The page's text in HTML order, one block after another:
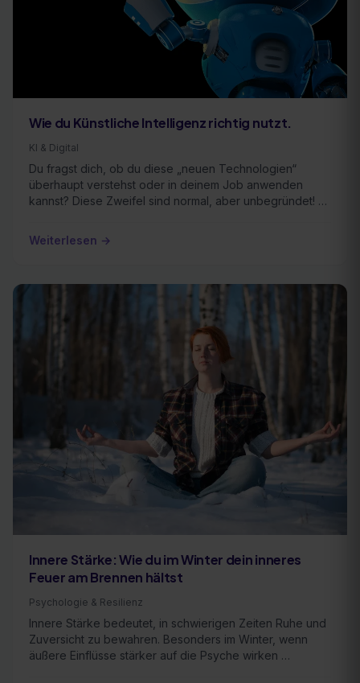
Wie du Künstliche Intelligenz richtig nutzt.
KI & Digital
Du fragst dich, ob du diese „neuen Technologien“
überhaupt verstehst oder in deinem Job anwenden
kannst? Diese Zweifel sind normal, aber unbegründet! KI
Weiterlesen →
Innere Stärke: Wie du im Winter dein inneres
Feuer am Brennen hältst
Psychologie & Resilienz
Innere Stärke bedeutet, in schwierigen Zeiten Ruhe und
Zuversicht zu bewahren. Besonders im Winter, wenn
äußere Einflüsse stärker auf die Psyche wirken …